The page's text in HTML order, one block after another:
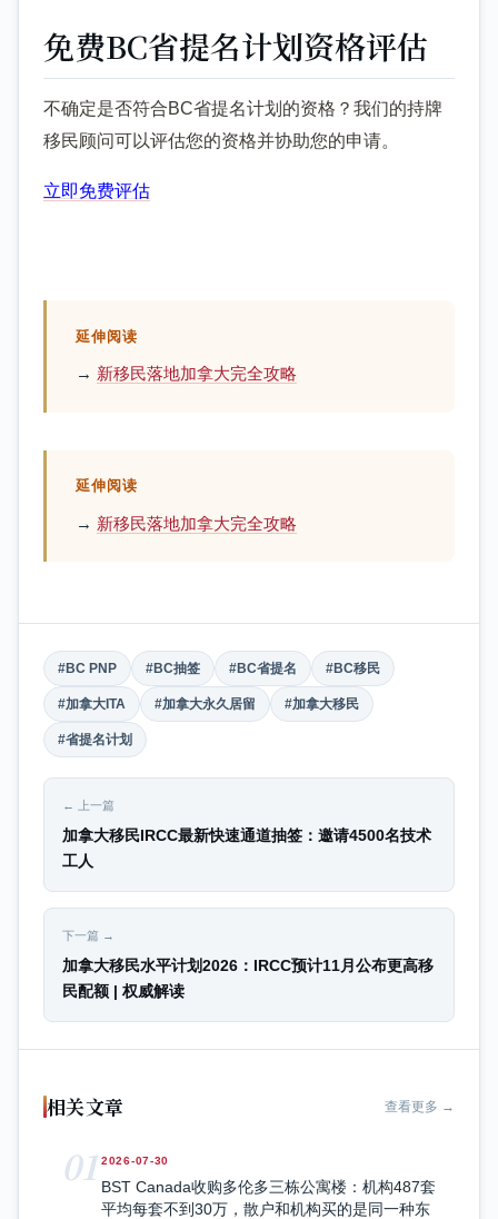
免费BC省提名计划资格评估
不确定是否符合BC省提名计划的资格？我们的持牌
移民顾问可以评估您的资格并协助您的申请。
立即免费评估
延伸阅读
→ 新移民落地加拿大完全攻略
延伸阅读
→ 新移民落地加拿大完全攻略
#BC PNP #BC抽签 #BC省提名 #BC移民
#加拿大ITA #加拿大永久居留 #加拿大移民
#省提名计划
← 上一篇
加拿大移民IRCC最新快速通道抽签：邀请4500名技术
工人
下一篇 →
加拿大移民水平计划2026：IRCC预计11月公布更高移
民配额 | 权威解读
相关文章 查看更多 →
01 2026-07-30
BST Canada收购多伦多三栋公寓楼：机构487套
平均每套不到30万，散户和机构买的是同一种东